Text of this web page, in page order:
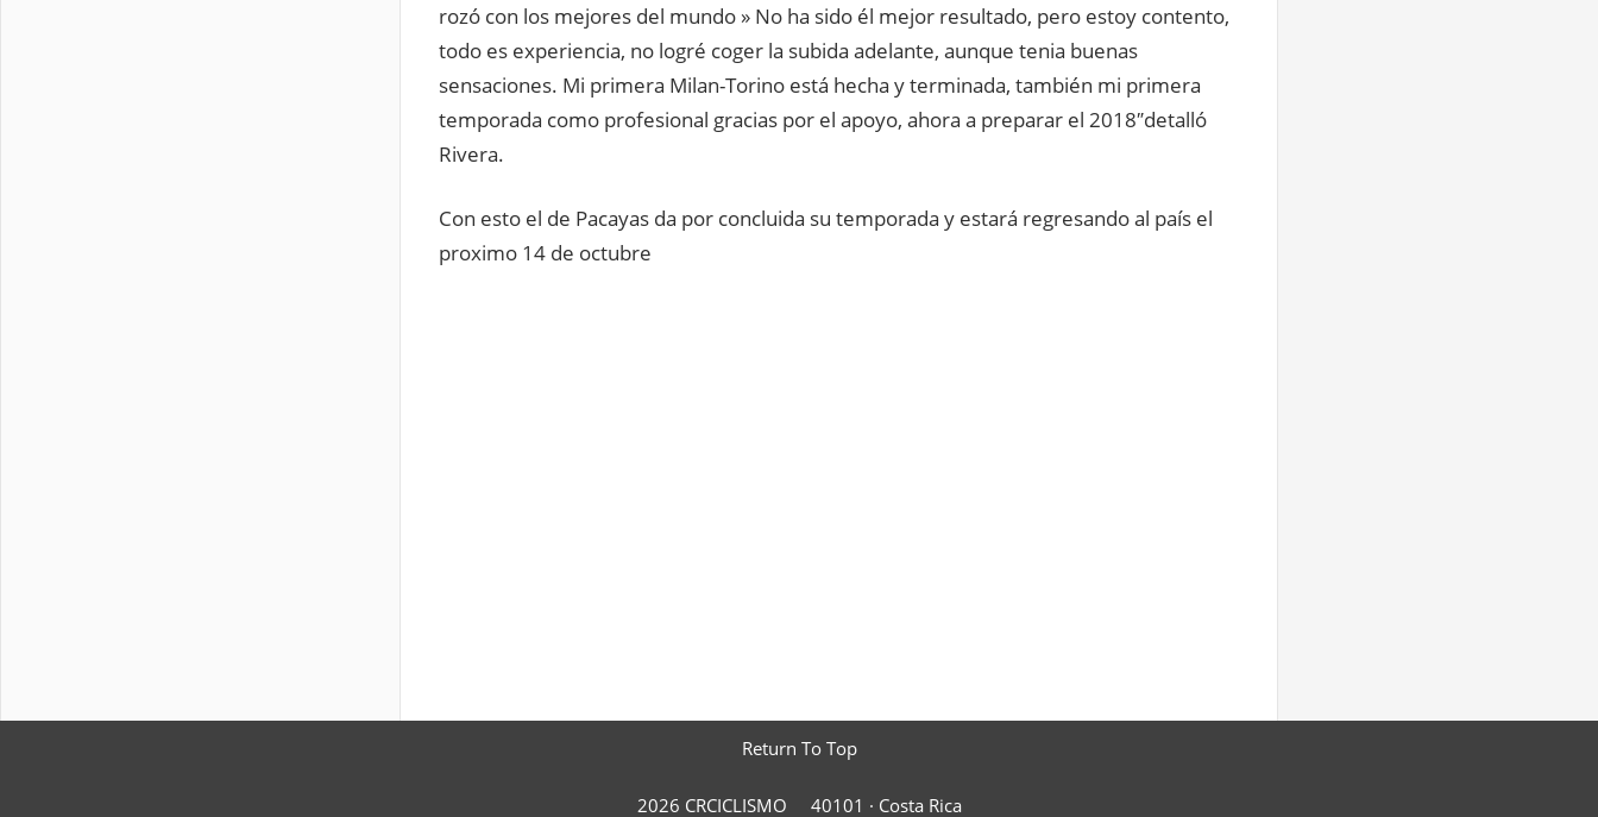
rozó con los mejores del mundo » No ha sido él mejor resultado, pero estoy contento,
todo es experiencia, no logré coger la subida adelante, aunque tenia buenas
sensaciones. Mi primera Milan-Torino está hecha y terminada, también mi primera
temporada como profesional gracias por el apoyo, ahora a preparar el 2018″detalló
Rivera.
Con esto el de Pacayas da por concluida su temporada y estará regresando al país el
proximo 14 de octubre
Return To Top
2026 CRCICLISMO 40101 · Costa Rica